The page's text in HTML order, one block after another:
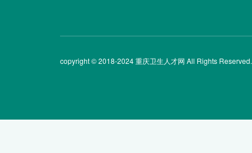
copyright © 2018-2024 重庆卫生人才网 All Rights Reserved.